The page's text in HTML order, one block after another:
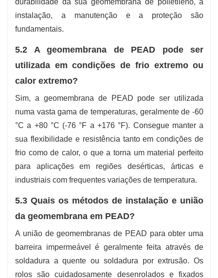
instalação, a manutenção e a proteção são
fundamentais.
5.2‍‌‍‍‌ A geomembrana de PEAD pode ser
utilizada em condições de frio extremo ou
calor extremo?
Sim, a geomembrana de PEAD pode ser utilizada
numa vasta gama de temperaturas, geralmente de -60
°C a +80 °C (-76 °F a +176 °F). Consegue manter a
sua flexibilidade e resistência tanto em condições de
frio como de calor, o que a torna um material perfeito
para aplicações em regiões desérticas, árticas e
industriais com frequentes variações de temperatura.
5.3 Quais os métodos de instalação e união
da geomembrana em PEAD?
A união de geomembranas de PEAD para obter uma
barreira impermeável é geralmente feita através de
soldadura a quente ou soldadura por extrusão. Os
rolos são cuidadosamente desenrolados e fixados